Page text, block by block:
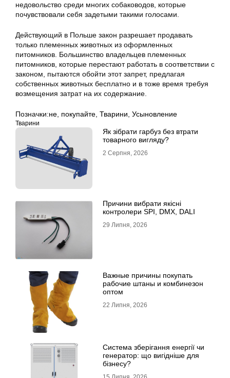
недовольство среди многих собаководов, которые
почувствовали себя задетыми такими голосами.
Действующий в Польше закон разрешает продавать
только племенных животных из оформленных
питомников. Большинство владельцев племенных
питомников, которые перестают работать в соответствии с
законом, пытаются обойти этот запрет, предлагая
собственных животных бесплатно и в тоже время требуя
возмещения затрат на их содержание.
Позначки:не покупайте Тварини Усыновление
Тварини
Як зібрати гарбуз без втрати
товарного вигляду?
2 Серпня, 2026
Причини вибрати якісні
контролери SPI, DMX, DALI
29 Липня, 2026
Важные причины покупать
рабочие штаны и комбинезон
оптом
22 Липня, 2026
Система зберігання енергії чи
генератор: що вигідніше для
бізнесу?